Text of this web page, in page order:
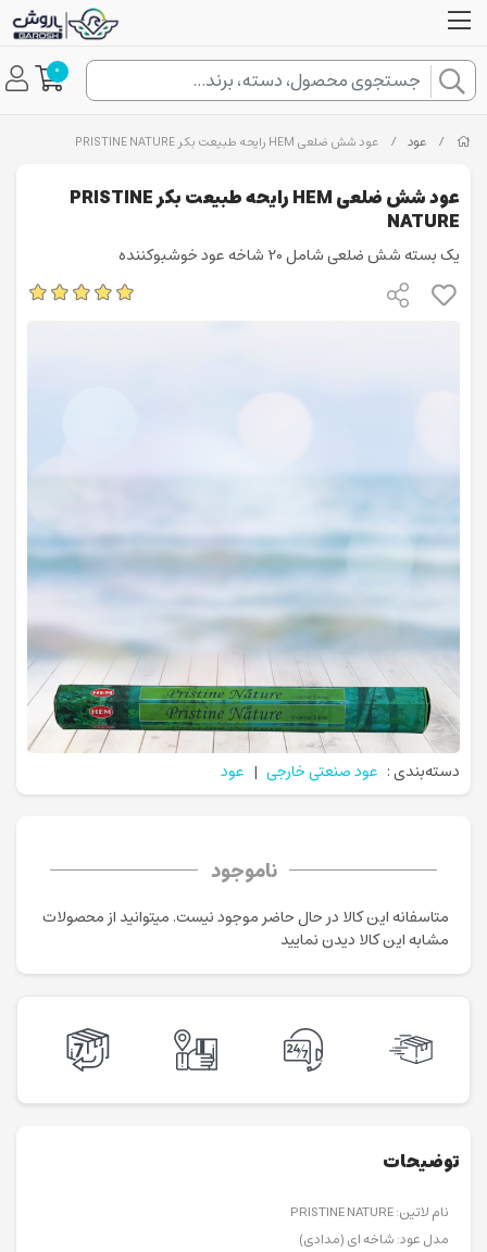
0
/ عود / عود شش ضلعی HEM رایحه طبیعت بکر PRISTINE NATURE
عود شش ضلعی HEM رایحه طبیعت بکر PRISTINE
NATURE
یک بسته شش ضلعی شامل 20 شاخه عود خوشبوکننده
دسته‌بندی : عود صنعتی خارجی | عود
ناموجود
متاسفانه این کالا در حال حاضر موجود نیست. می‍توانید از محصولات
مشابه این کالا دیدن نمایید
توضیحات
نام لاتین: PRISTINE NATURE
مدل عود: شاخه ای (مدادی)